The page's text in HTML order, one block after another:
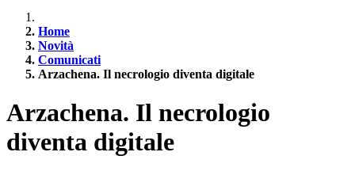
Home
Novità
Comunicati
Arzachena. Il necrologio diventa digitale
Arzachena. Il necrologio
diventa digitale